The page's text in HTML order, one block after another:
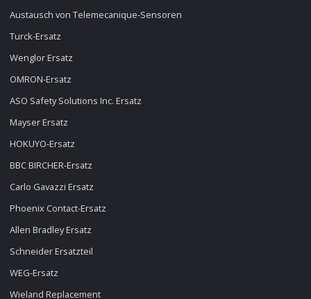
Austausch von Telemecanique-Sensoren
Turck-Ersatz
Wenglor Ersatz
OMRON-Ersatz
ASO Safety Solutions Inc. Ersatz
Mayser Ersatz
HOKUYO-Ersatz
BBC BIRCHER-Ersatz
Carlo Gavazzi Ersatz
Phoenix Contact-Ersatz
Allen Bradley Ersatz
Schneider Ersatzteil
WEG-Ersatz
Wieland Replacement